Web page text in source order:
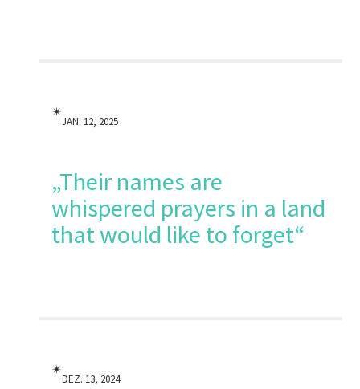
✴︎
JAN. 12, 2025
„Their names are
whispered prayers in a land
that would like to forget“
✴︎
DEZ. 13, 2024